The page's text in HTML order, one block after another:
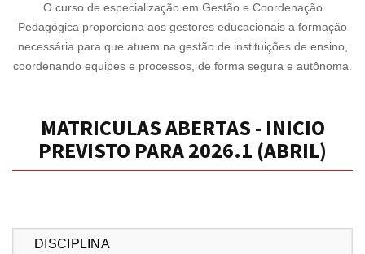
O curso de especialização em Gestão e Coordenação
Pedagógica proporciona aos gestores educacionais a formação
necessária para que atuem na gestão de instituições de ensino,
coordenando equipes e processos, de forma segura e autônoma.
MATRICULAS ABERTAS - INICIO
PREVISTO PARA 2026.1 (ABRIL)
DISCIPLINA